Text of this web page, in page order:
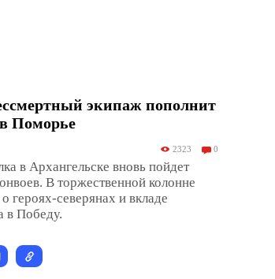
экипаж пополнит
Поморье
2323 0
в Архангельске вновь пойдет
В торжественной колонне
героях-северянах и вкладе
в Победу.